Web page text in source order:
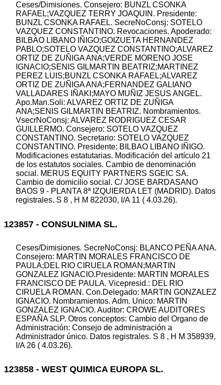
Ceses/Dimisiones. Consejero: BUNZL CSONKA
RAFAEL;VAZQUEZ TERRY JOAQUIN. Presidente:
BUNZL CSONKA RAFAEL. SecreNoConsj: SOTELO
VAZQUEZ CONSTANTINO. Revocaciones. Apoderado:
BILBAO LIBANO IÑIGO;GOIZUETA HERNANDEZ
PABLO;SOTELO VAZQUEZ CONSTANTINO;ALVAREZ
ORTIZ DE ZUÑIGA ANA;VERDE MORENO JOSE
IGNACIO;SENIS GILMARTIN BEATRIZ;MARTINEZ
PEREZ LUIS;BUNZL CSONKA RAFAEL;ALVAREZ
ORTIZ DE ZUÑIGA ANA;FERNANDEZ GALIANO
VALLADARES IÑAKI;MAYO MUÑIZ JESUS ANGEL.
Apo.Man.Soli: ALVAREZ ORTIZ DE ZUÑIGA
ANA;SENIS GILMARTIN BEATRIZ. Nombramientos.
VsecrNoConsj: ALVAREZ RODRIGUEZ CESAR
GUILLERMO. Consejero: SOTELO VAZQUEZ
CONSTANTINO. Secretario: SOTELO VAZQUEZ
CONSTANTINO. Presidente: BILBAO LIBANO IÑIGO.
Modificaciones estatutarias. Modificación del artículo 21
de los estatutos sociales. Cambio de denominación
social. MERUS EQUITY PARTNERS SGEIC SA.
Cambio de domicilio social. C/ JOSE BARDASANO
BAOS 9 - PLANTA 8ª IZQUIERDA LET (MADRID). Datos
registrales. S 8 , H M 822030, I/A 11 ( 4.03.26).
123857 - CONSULNIMA SL.
Ceses/Dimisiones. SecreNoConsj: BLANCO PEÑA ANA.
Consejero: MARTIN MORALES FRANCISCO DE
PAULA;DEL RIO CIRUELA ROMAN;MARTIN
GONZALEZ IGNACIO.Presidente: MARTIN MORALES
FRANCISCO DE PAULA. Vicepresid.: DEL RIO
CIRUELA ROMAN. Con.Delegado: MARTIN GONZALEZ
IGNACIO. Nombramientos. Adm. Unico: MARTIN
GONZALEZ IGNACIO. Auditor: CROWE AUDITORES
ESPAÑA SLP. Otros conceptos: Cambio del Organo de
Administración: Consejo de administración a
Administrador único. Datos registrales. S 8 , H M 358939,
I/A 26 ( 4.03.26).
123858 - WEST QUIMICA EUROPA SL.